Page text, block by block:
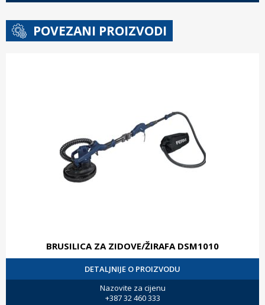
POVEZANI PROIZVODI
BRUSILICA ZA ZIDOVE/ŽIRAFA DSM1010
DETALJNIJE O PROIZVODU
Nazovite za cijenu
+387 32 460 333